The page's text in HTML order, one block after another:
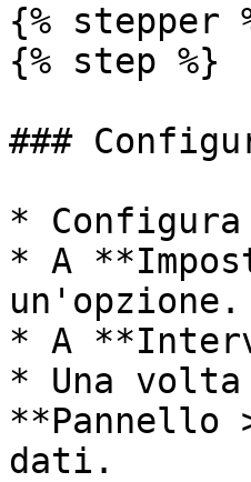
{% stepper
{% step %}
###
*
* A
un'opzione.
* A
* Una
dati.